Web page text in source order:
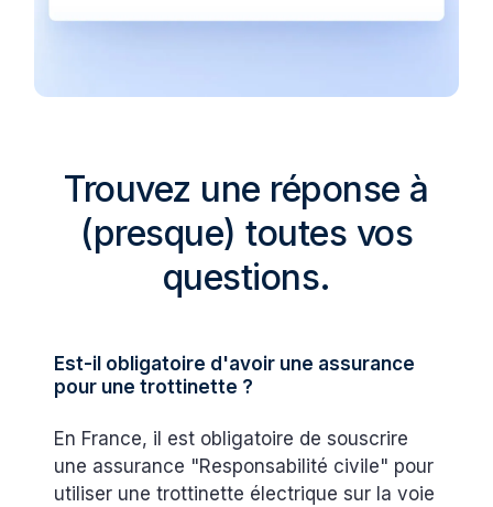
Trouvez une réponse à
(presque) toutes vos
questions.
Est-il obligatoire d'avoir une assurance
pour une trottinette ?
En France, il est obligatoire de souscrire
une assurance "Responsabilité civile" pour
utiliser une trottinette électrique sur la voie